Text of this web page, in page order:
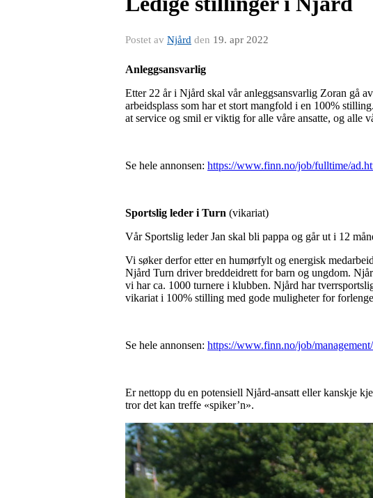
Postet av Njård den 19. apr 2022
Anleggsansvarlig
Etter 22 år i Njård skal vår anleggsansvarlig Zoran gå
arbeidsplass som har et stort mangfold i en 100%
at service og smil er viktig for alle våre ansatte, og alle
Se hele annonsen: https://www.finn.no/job/fulltime/
Sportslig leder i Turn (vikariat)
Vår Sportslig leder Jan skal bli pappa og går ut i 12
Vi søker derfor etter en humørfylt og energisk
Njård Turn driver breddeidrett for barn og ungdom.
vi har ca. 1000 turnere i klubben. Njård har
vikariat i 100% stilling med gode muligheter for
Se hele annonsen: https://www.finn.no/job/
Er nettopp du en potensiell Njård-ansatt eller kanskje
tror det kan treffe «spiker’n».